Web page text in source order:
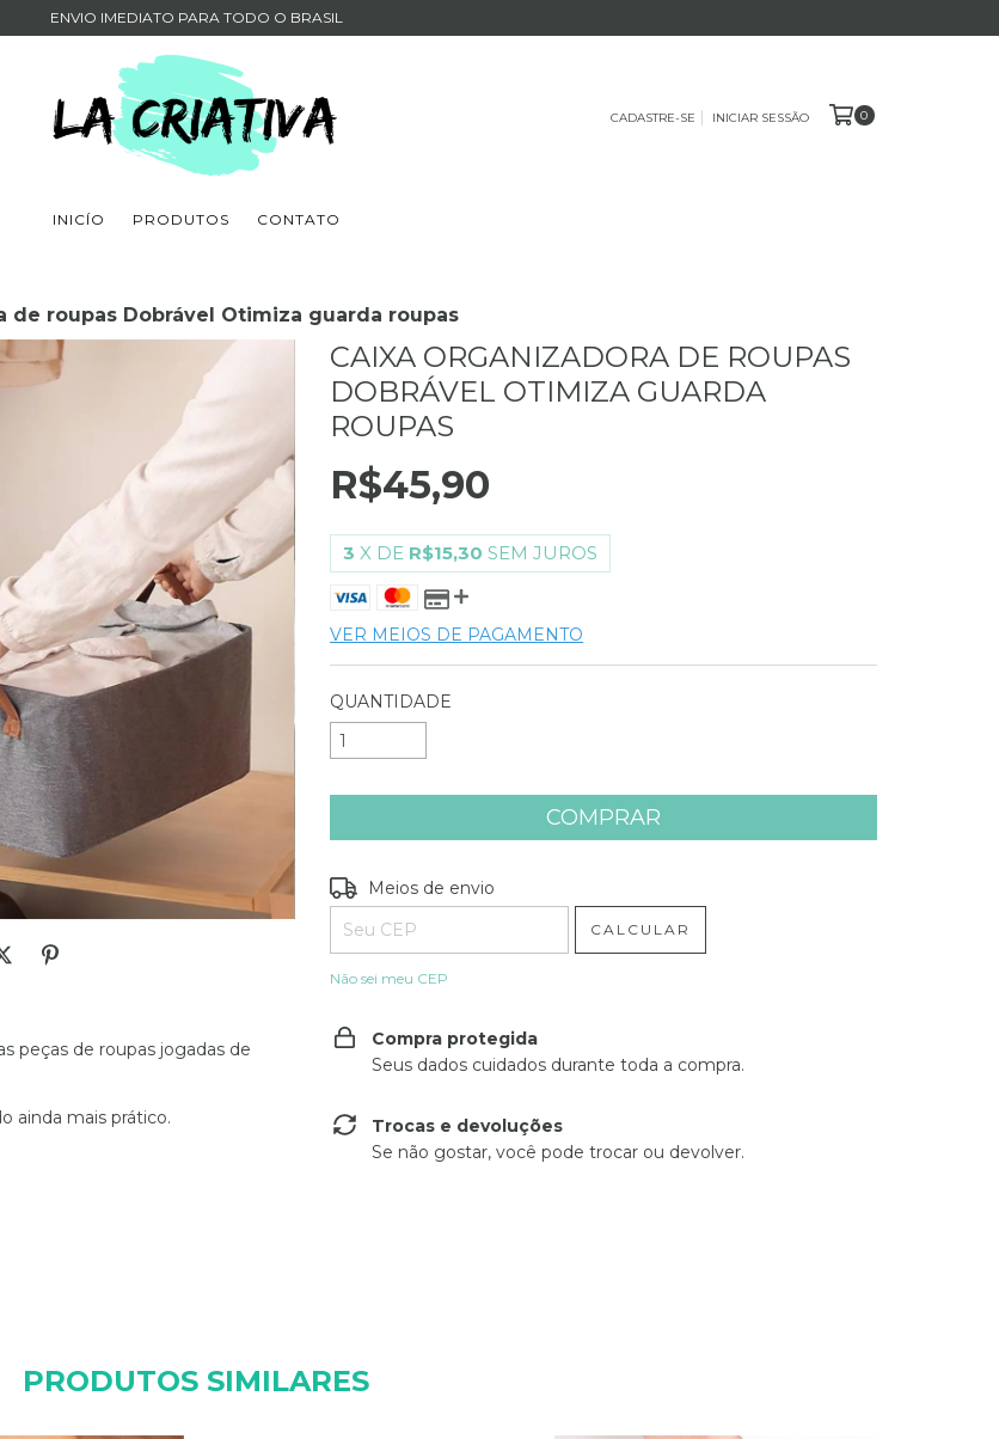
ENVIO IMEDIATO PARA TODO O BRASIL
CADASTRE-SE INICIAR SESSÃO 0
INICÍO PRODUTOS CONTATO
de roupas Dobrável Otimiza guarda roupas
peças de roupas jogadas de
ainda mais prático.
CAIXA ORGANIZADORA DE ROUPAS
DOBRÁVEL OTIMIZA GUARDA
ROUPAS
R$45,90
3 X DE R$15,30 SEM JUROS
VER MEIOS DE PAGAMENTO
QUANTIDADE
Entregas para o CEP:
Meios de envio
CALCULAR
Não sei meu CEP
Compra protegida
Seus dados cuidados durante toda a compra.
Trocas e devoluções
Se não gostar, você pode trocar ou devolver.
PRODUTOS SIMILARES